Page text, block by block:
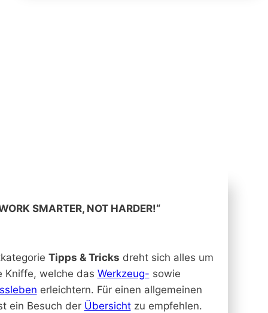
SMARTER, NOT HARDER!“
Tipps & Tricks dreht sich alles um
Kniffe, welche das Werkzeug- sowie
erleichtern. Für einen allgemeinen
ein Besuch der Übersichtzu empfehlen.